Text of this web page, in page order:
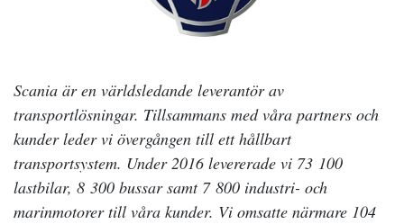
Scania är en världsledande leverantör av
transportlösningar. Tillsammans med våra partners och
kunder leder vi övergången till ett hållbart
transportsystem. Under 2016 levererade vi 73 100
lastbilar, 8 300 bussar samt 7 800 industri- och
marinmotorer till våra kunder. Vi omsatte närmare 104